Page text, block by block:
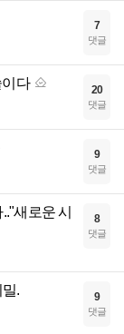
7
댓글
다 20
댓글
9
댓글
새로운 시
8
댓글
. 9
댓글